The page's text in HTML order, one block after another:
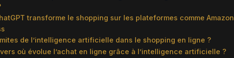
transforme le shopping sur les plateformes comme Amazon,
de l’intelligence artificielle dans le shopping en ligne ?
où évolue l’achat en ligne grâce à l’intelligence artificielle ?